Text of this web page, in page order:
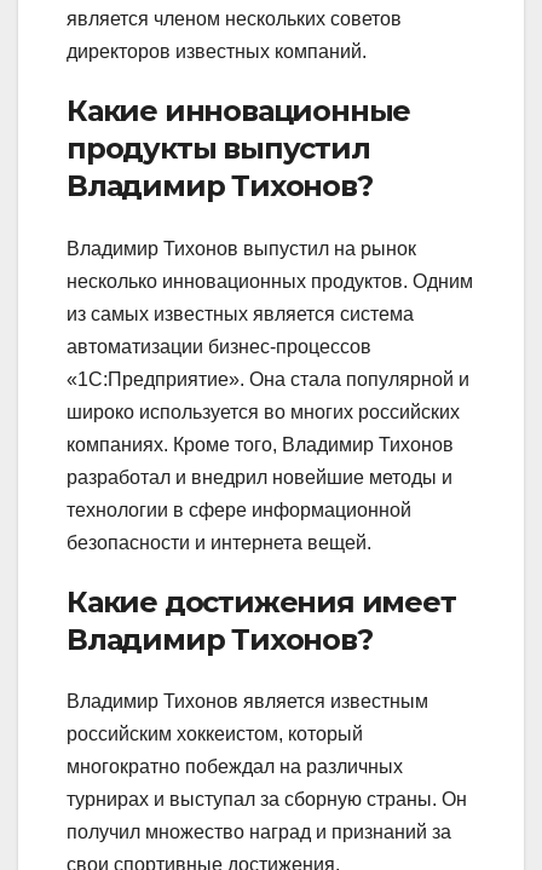
является членом нескольких советов
директоров известных компаний.
Какие инновационные
продукты выпустил
Владимир Тихонов?
Владимир Тихонов выпустил на рынок
несколько инновационных продуктов. Одним
из самых известных является система
автоматизации бизнес-процессов
«1C:Предприятие». Она стала популярной и
широко используется во многих российских
компаниях. Кроме того, Владимир Тихонов
разработал и внедрил новейшие методы и
технологии в сфере информационной
безопасности и интернета вещей.
Какие достижения имеет
Владимир Тихонов?
Владимир Тихонов является известным
российским хоккеистом, который
многократно побеждал на различных
турнирах и выступал за сборную страны. Он
получил множество наград и признаний за
свои спортивные достижения.